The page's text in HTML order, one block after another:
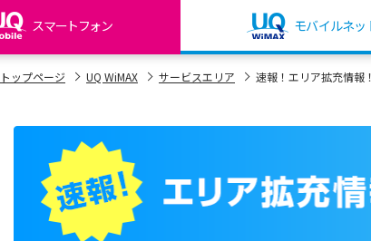
スマートフォン モバイルネッ
my UQ WiMAX
My UQ mobile
UQ mobile ご契約の方
UQ mobile
データチャージサイト
トップページ UQ WiMAX サービスエリア 速報！エリア拡充情報！